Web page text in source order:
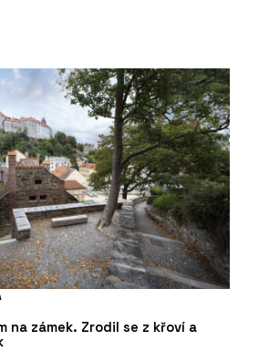
na zámek. Zrodil se z křoví a